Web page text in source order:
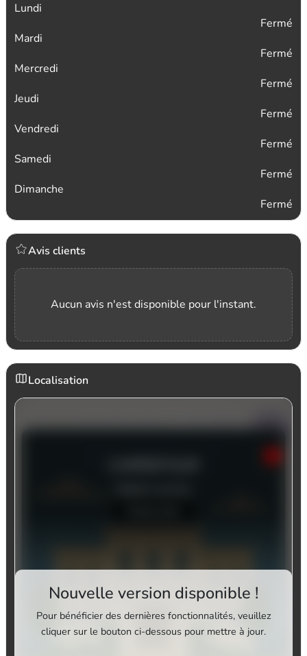
Lundi
Fermé
Mardi
Fermé
Mercredi
Fermé
Jeudi
Fermé
Vendredi
Fermé
Samedi
Fermé
Dimanche
Fermé
Avis clients
Aucun avis n'est disponible pour l'instant.
Localisation